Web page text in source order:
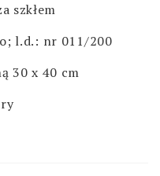
szkłem
l.d.: nr 011/200
30 x 40 cm